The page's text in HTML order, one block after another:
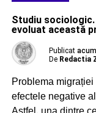
Studiu
evoluat această
Publicat
De Redactia
Problema
efectele negative
Astfel, una dintre